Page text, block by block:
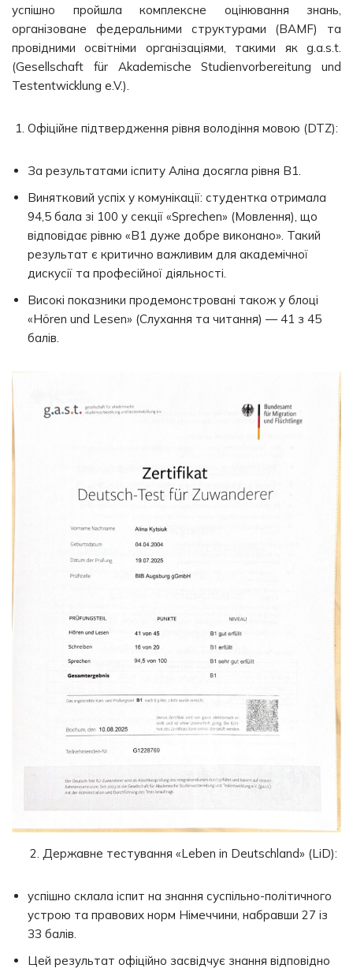
успішно пройшла комплексне оцінювання знань,
організоване федеральними структурами (BAMF) та
провідними освітніми організаціями, такими як g.a.s.t.
(Gesellschaft für Akademische Studienvorbereitung und
Testentwicklung e.V.).
Офіційне підтвердження рівня володіння мовою (DTZ):
За результатами іспиту Аліна досягла рівня B1.
Винятковий успіх у комунікації: студентка отримала
94,5 бала зі 100 у секції «Sprechen» (Мовлення), що
відповідає рівню «B1 дуже добре виконано». Такий
результат є критично важливим для академічної
дискусії та професійної діяльності.
Високі показники продемонстровані також у блоці
«Hören und Lesen» (Слухання та читання) — 41 з 45
балів.
2. Державне тестування «Leben in Deutschland» (LiD):
успішно склала іспит на знання суспільно-політичного
устрою та правових норм Німеччини, набравши 27 із
33 балів.
Цей результат офіційно засвідчує знання відповідно